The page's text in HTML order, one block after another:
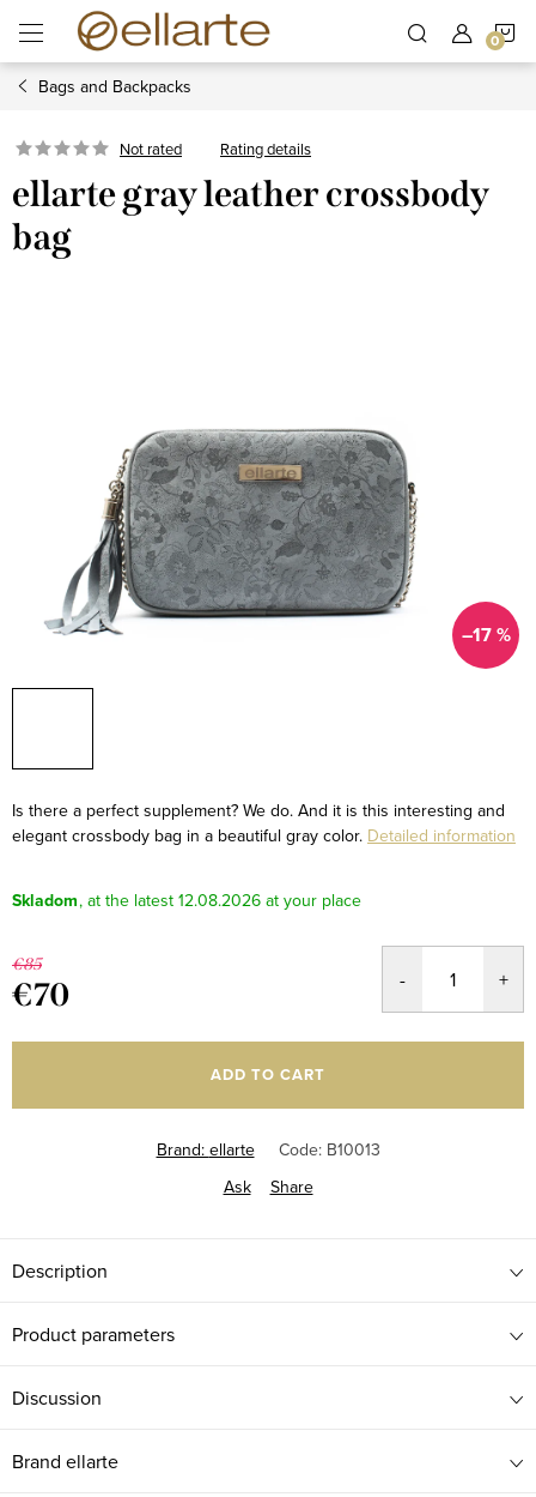
content
Bags and Backpacks
Not rated Rating details
ellarte gray leather crossbody
bag
–17 %
Is there a perfect supplement? We do. And it is this interesting and
elegant crossbody bag in a beautiful gray color. Detailed information
Skladom 12.08.2026
€85
€70
price:
ADD TO CART
Brand: ellarte Code: B10013
Ask
Share
Description
Product parameters
Discussion
Brand ellarte